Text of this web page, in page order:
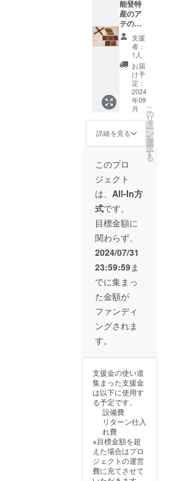
【サイ
ズ】幅
120×高
さ9×奥
行12ミ
料】ア
テ、漆
【数】2
セッ
ト、カ
トラリ
置きが2
個、
コース
ターが2
枚の
セット
になり
ます。
鍋敷き
【サイ
ズ】1本
長さ
200×幅
15×高さ
18ミリ
【材
料】ア
テ、漆
【数】1
セット
カトラ
リ置き
【サイ
ズ】幅
120×高
さ9×奥
行12ミ
リ 【材
料】ア
テ、漆
【数】2
【サイ
横90×高
さ9ミリ
【材
料】ア
テ、漆
【数】2
能登特
産のア
テの木
（ヒ
バ、ア
スナロ
の種類
です）
に、木
目を活
かして
拭漆を
施した
鍋敷き
とカト
ラリ置
き、
コース
ターで
す。鍋
敷きが1
セッ
ト、カ
トラリ
置きが5
個、
コース
ターが5
枚の
セット
になり
ます。
鍋敷き
【サイ
200×幅
18ミリ
【材
料】ア
テ、漆
【数】1
セット
リ置き
【サイ
ズ】幅
120×高
支援
者：
1人
お届
け予
定：
2024
年09
月
詳細を見る
こ
の
リ
タ
ー
ン
を
選
択
す
る
このプロ
ジェクト
は、 All-In方
式です。
目標金額に
関わらず、
2024/07/31
23:59:59ま
でに集まっ
た金額が
ファンディ
ングされま
す。
支援金の使い道
集まった支援金
は以下に使用す
る予定です。
設備費
リターン仕入
れ費
※目標金額を超
えた場合はプロ
ジェクトの運営
費に充てさせて